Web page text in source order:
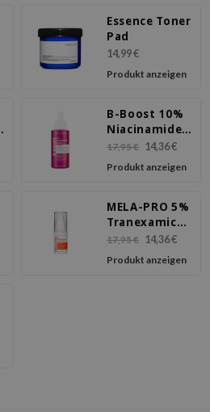
Essence Toner
Pad
14,99 €
Produkt anzeigen
B-Boost 10%
Niacinamide
Serum
17,95 €
14,36 €
Produkt anzeigen
MELA-PRO 5%
Tranexamic
Acid Serum
17,95 €
14,36 €
Produkt anzeigen